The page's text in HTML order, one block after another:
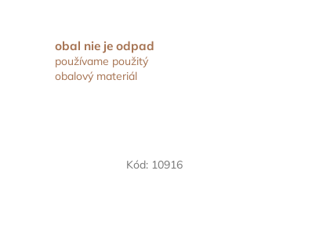
obal nie je odpad
používame použitý
obalový materiál
Kód: 10916